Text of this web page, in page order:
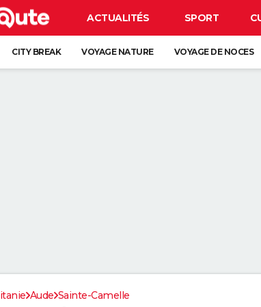
ACTUALITÉS SPORT
CITY BREAK VOYAGE NATURE VOYAGE DE NOCES
Aude Sainte-Camelle